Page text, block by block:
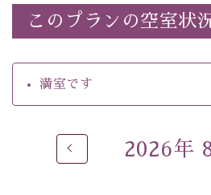
・朝食はこだわりの味噌汁をは
自家源泉「美翠源泉」は酸化の
■お座敷風呂（大浴場）
温泉の成分に合わせ、防菌防カ
このプランの空室状
満室です
2026年